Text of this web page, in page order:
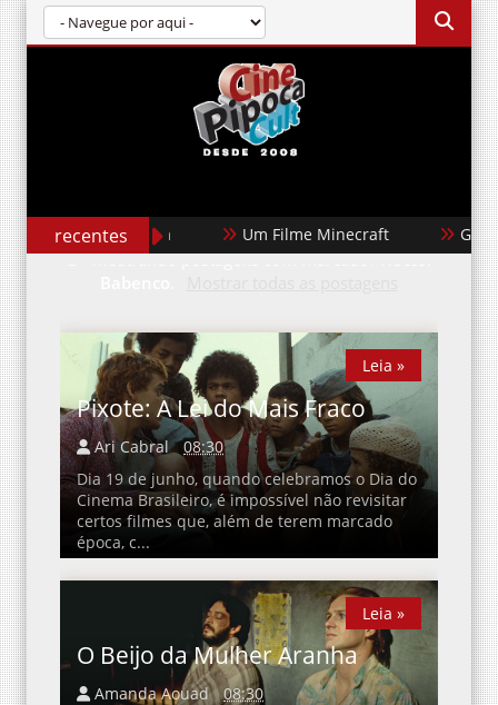
recentes Um Filme Minecraft Garota
Mostrando postagens com marcadorHector
Pixote: A Lei do Mais Fraco
Ari Cabral
08:30
Dia 19 de junho, quando celebramos o Dia do
Cinema Brasileiro, é impossível não revisitar
certos filmes que, além de terem marcado
época, c...
Leia »
Leia »
O Beijo da Mulher Aranha
Amanda Aouad
08:30
Leia »
Leia »